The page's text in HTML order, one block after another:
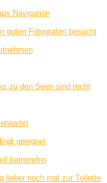
Navigation
guten Fotografen besucht
zu den Seen sind recht
geeignet
barrierefrei
lieber noch mal zur Toilette